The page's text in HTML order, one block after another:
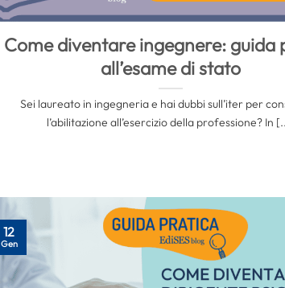
Come diventare ingegnere: guida
all’esame di stato
Sei laureato in ingegneria e hai dubbi sull’iter per
l’abilitazione all’esercizio della professione? In
12
Gen